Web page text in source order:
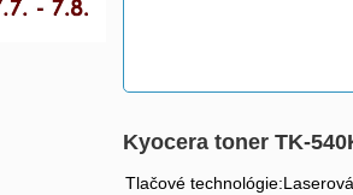
Kyocera toner TK-
Tlačové